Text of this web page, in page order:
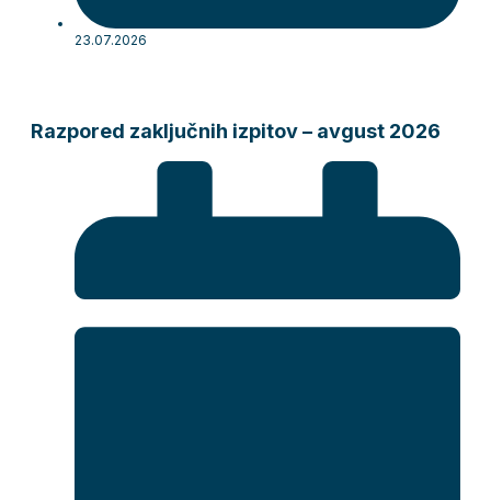
23.07.2026
Razpored zaključnih izpitov – avgust 2026